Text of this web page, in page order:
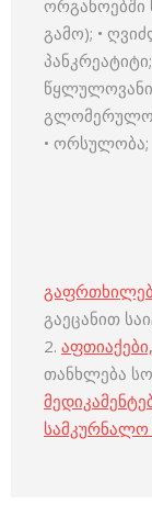
ორგანოებში
გამო); •
• ორსულობა;
გაეცანით
2.
თანხლება
სამკურნალო